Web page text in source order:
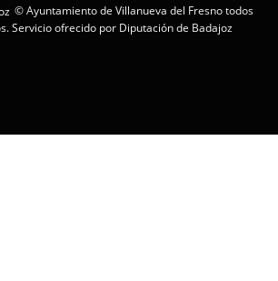
© Ayuntamiento de Villanueva del Fresno todos
Servicio ofrecido por Diputación de Badajoz